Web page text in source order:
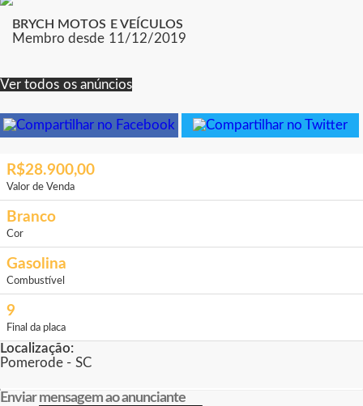
BRYCH MOTOS E VEÍCULOS
Membro desde 11/12/2019
Ver todos os anúncios
R$28.900,00
Valor de Venda
Branco
Cor
Gasolina
Combustível
9
Final da placa
Localização:
Pomerode - SC
Enviar mensagem ao anunciante